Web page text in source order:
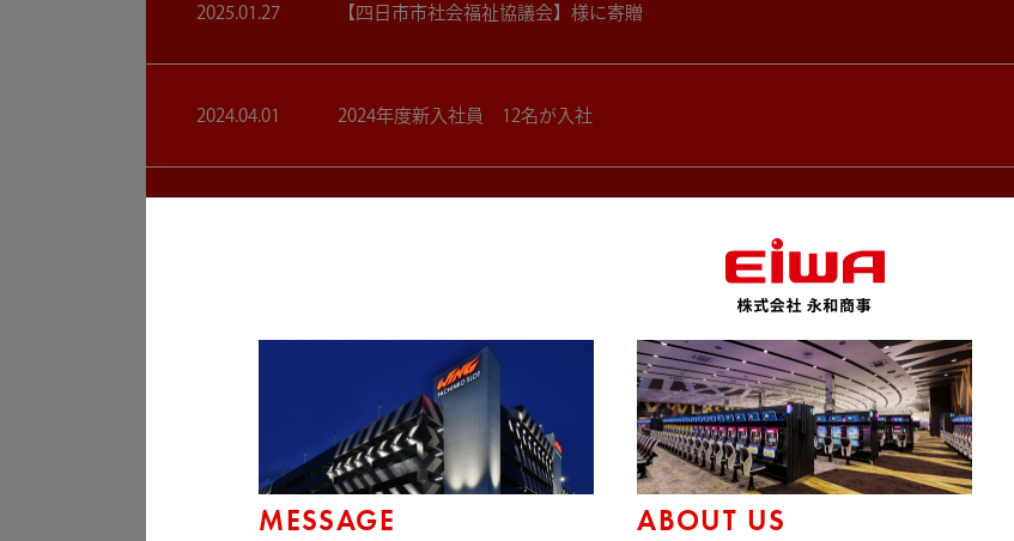
MESSAGE ABOUT US
2025.01.27 【四日市市社会福祉協議会】様に寄贈
2024.04.01 2024年度新入社員 12名が入社
創業35周年を迎えました
2022.03.17 四日市市社会福祉協議会様を通じて地域の方々に寄付